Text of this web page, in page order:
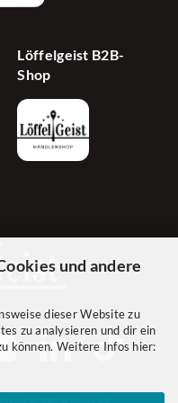
und andere
dieser Website zu
zu analysieren und dir ein
können. Weitere Infos hier:
Löffelgeist B2B-
Shop